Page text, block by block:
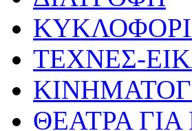
ΤΕΧΝΕΣ-
ΘΕΑΤΡΑ ΓΙΑ